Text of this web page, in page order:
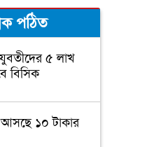
পঠিত
৫ লাখ
বিসিক
১০ টাকার